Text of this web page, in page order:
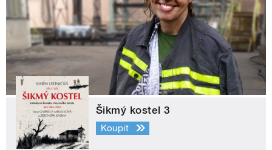
Šikmý kostel 3
Koupit